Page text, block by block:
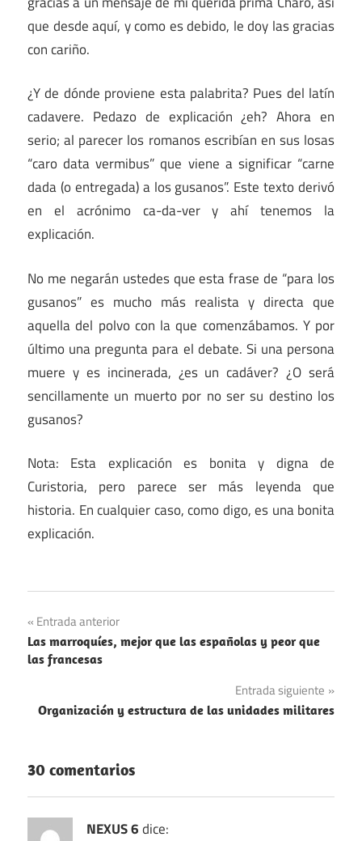
que desde aquí, y como es debido, le doy las gracias
con cariño.
¿Y de dónde proviene esta palabrita? Pues del latín
cadavere. Pedazo de explicación ¿eh? Ahora en
serio; al parecer los romanos escribían en sus losas
“caro data vermibus” que viene a significar “carne
dada (o entregada) a los gusanos”. Este texto derivó
en el acrónimo ca-da-ver y ahí tenemos la
explicación.
No me negarán ustedes que esta frase de “para los
gusanos” es mucho más realista y directa que
aquella del polvo con la que comenzábamos. Y por
último una pregunta para el debate. Si una persona
muere y es incinerada, ¿es un cadáver? ¿O será
sencillamente un muerto por no ser su destino los
gusanos?
Nota: Esta explicación es bonita y digna de
Curistoria, pero parece ser más leyenda que
historia. En cualquier caso, como digo, es una bonita
explicación.
Navegación
de
Entrada anterior
Las marroquíes, mejor que las españolas y peor que
las francesas
Entrada siguiente
Organización y estructura de las unidades militares
30 comentarios
NEXUS 6dice: